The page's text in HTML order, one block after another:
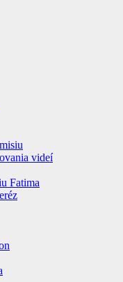
videí
Fatima